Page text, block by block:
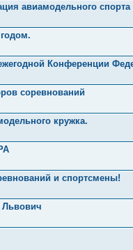
авиамодельного спорта
Конференции
соревнований
кружка.
и спортсмены!
Львович